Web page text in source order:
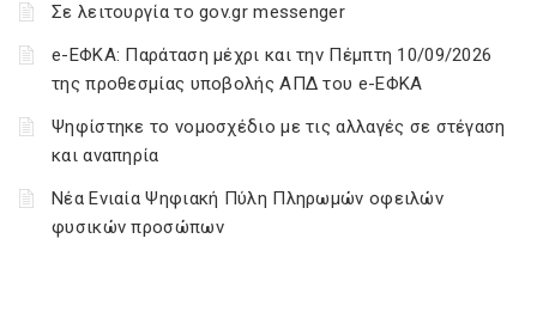
Σε λειτουργία το gov.gr messenger
e-ΕΦΚΑ: Παράταση μέχρι και την Πέμπτη 10/09/2026
της προθεσμίας υποβολής ΑΠΔ του e-ΕΦΚΑ
Ψηφίστηκε το νομοσχέδιο με τις αλλαγές σε στέγαση
και αναπηρία
Νέα Ενιαία Ψηφιακή Πύλη Πληρωμών οφειλών
φυσικών προσώπων